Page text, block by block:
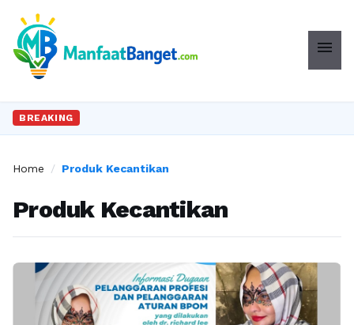
menu
BREAKING
Home / Produk Kecantikan
Produk Kecantikan